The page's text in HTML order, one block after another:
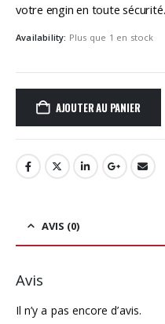
votre engin en toute sécurité.
Availability: Plus que 1 en stock
AJOUTER AU PANIER
AVIS (0)
Avis
Il n’y a pas encore d’avis.